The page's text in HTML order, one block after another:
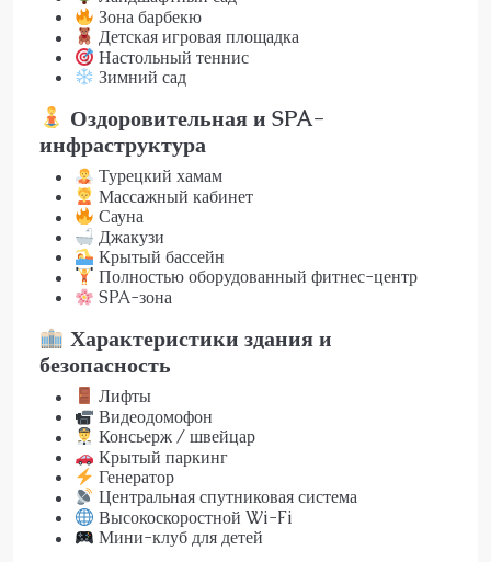
Зона барбекю
Детская игровая площадка
Настольный теннис
Зимний сад
Оздоровительная и SPA-
инфраструктура
Турецкий хамам
Массажный кабинет
Сауна
Джакузи
Крытый бассейн
Полностью оборудованный фитнес-центр
SPA-зона
Характеристики здания и
безопасность
Лифты
Видеодомофон
Консьерж / швейцар
Крытый паркинг
Генератор
Центральная спутниковая система
Высокоскоростной Wi-Fi
Мини-клуб для детей